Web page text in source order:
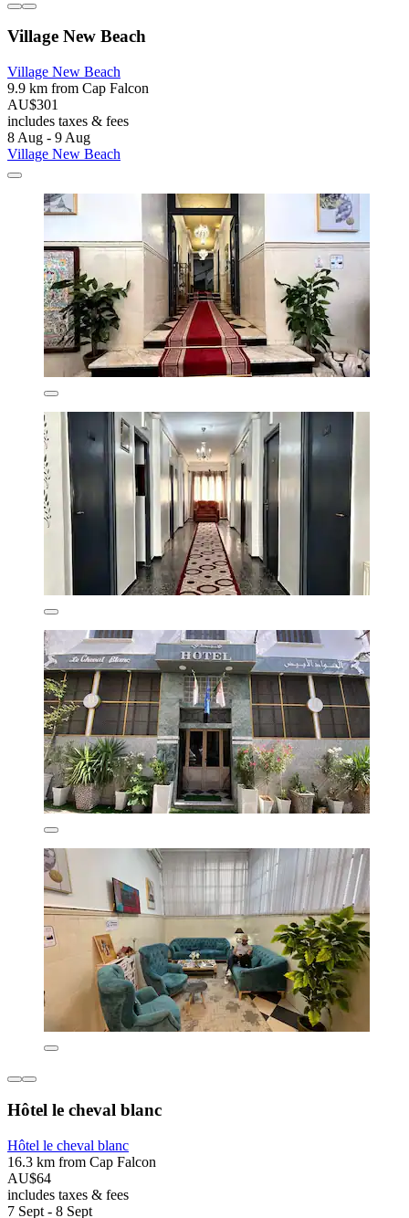
Village New Beach
Village New Beach
9.9 km from Cap Falcon
AU$301
includes taxes & fees
8 Aug - 9 Aug
Village New Beach
Hôtel le cheval blanc
Hôtel le cheval blanc
16.3 km from Cap Falcon
AU$64
includes taxes & fees
7 Sept - 8 Sept